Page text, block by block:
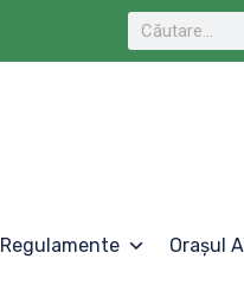
Regulamente Orașul